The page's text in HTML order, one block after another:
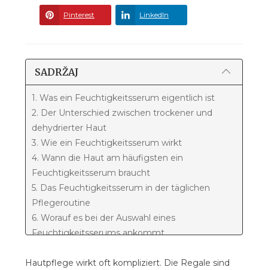
Pinterest LinkedIn
SADRŽAJ
1. Was ein Feuchtigkeitsserum eigentlich ist
2. Der Unterschied zwischen trockener und
dehydrierter Haut
3. Wie ein Feuchtigkeitsserum wirkt
4. Wann die Haut am häufigsten ein
Feuchtigkeitsserum braucht
5. Das Feuchtigkeitsserum in der täglichen
Pflegeroutine
6. Worauf es bei der Auswahl eines
Feuchtigkeitsserums ankommt
Hautpflege wirkt oft kompliziert. Die Regale sind